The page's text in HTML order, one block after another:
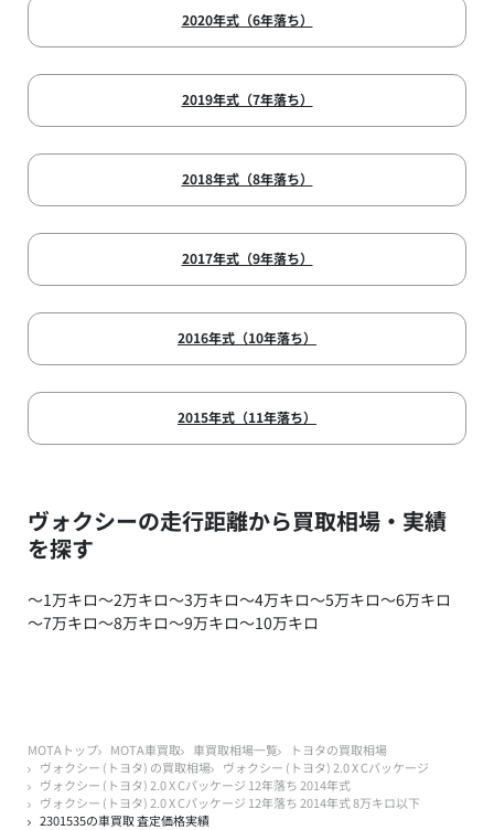
2020年式（6年落ち）
2019年式（7年落ち）
2018年式（8年落ち）
2017年式（9年落ち）
2016年式（10年落ち）
2015年式（11年落ち）
ヴォクシーの走行距離から買取相場・実績
を探す
～1万キロ～2万キロ～3万キロ～4万キロ～5万キロ～6万キロ
～7万キロ～8万キロ～9万キロ～10万キロ
MOTAトップ MOTA車買取 車買取相場一覧
トヨタの買取相場
ヴォクシー (トヨタ) の買取相場
ヴォクシー (トヨタ) 2.0 X Cパッケージ
ヴォクシー (トヨタ) 2.0 X Cパッケージ 12年落ち 2014年式
ヴォクシー (トヨタ) 2.0 X Cパッケージ 12年落ち 2014年式 8万キロ以下
2301535の車買取 査定価格実績